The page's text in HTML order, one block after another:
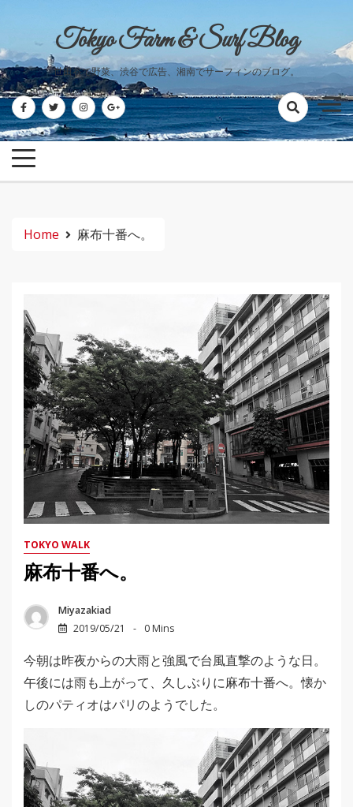
content
Tokyo Farm & Surf Blog
世田谷で野菜、渋谷で広告、湘南でサーフィンのブログ。
Home 麻布十番へ。
TOKYO WALK
麻布十番へ。
Miyazakiad
2019/05/21
0 Mins
今朝は昨夜からの大雨と強風で台風直撃のような日。
午後には雨も上がって、久しぶりに麻布十番へ。懐か
しのパティオはパリのようでした。